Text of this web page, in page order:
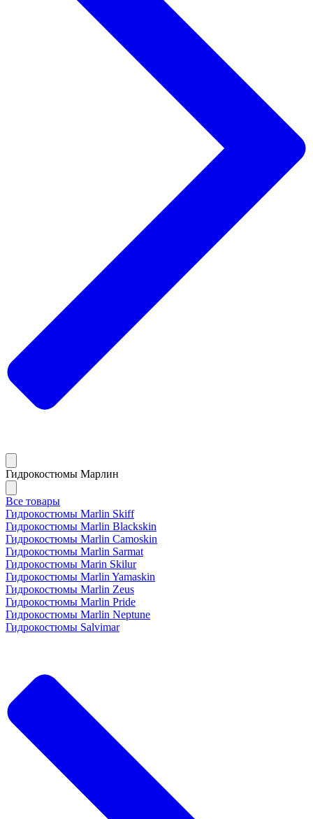
Гидрокостюмы Марлин
Все товары
Гидрокостюмы Marlin Skiff
Гидрокостюмы Marlin Blackskin
Гидрокостюмы Marlin Camoskin
Гидрокостюмы Marlin Sarmat
Гидрокостюмы Marin Skilur
Гидрокостюмы Marlin Yamaskin
Гидрокостюмы Marlin Zeus
Гидрокостюмы Marlin Pride
Гидрокостюмы Marlin Neptune
Гидрокостюмы Salvimar